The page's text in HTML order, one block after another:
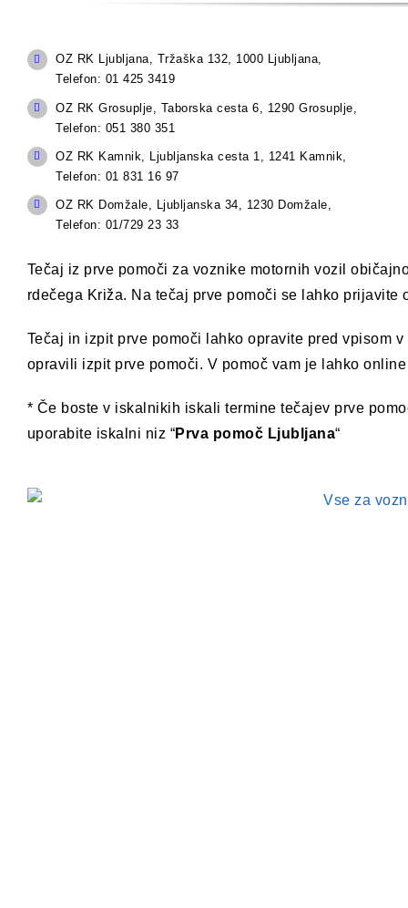
OZ RK Ljubljana, Tržaška 132, 1000 Ljubljana,
Telefon: 01 425 3419
OZ RK Grosuplje, Taborska cesta 6, 1290 Grosuplje,
Telefon: 051 380 351
OZ RK Kamnik, Ljubljanska cesta 1, 1241 Kamnik,
Telefon: 01 831 16 97
OZ RK Domžale, Ljubljanska 34, 1230 Domžale,
Telefon: 01/729 23 33
Tečaj iz prve pomoči za voznike motornih vozil
rdečega Križa. Na tečaj prve pomoči se lahko
Tečaj in izpit prve pomoči lahko opravite pred vpisom v
opravili izpit prve pomoči. V pomoč vam je lahko online
* Če boste v iskalnikih iskali termine tečajev prve
uporabite iskalni niz “Prva pomoč Ljubljana“